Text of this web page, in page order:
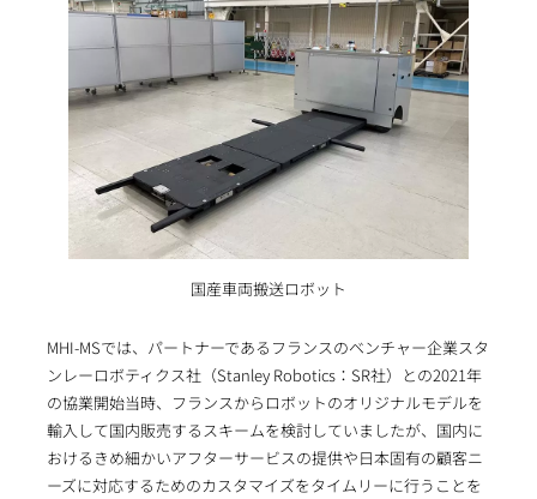
国産車両搬送ロボット
MHI-MSでは、パートナーであるフランスのベンチャー企業スタ
ンレーロボティクス社（Stanley Robotics：SR社）との2021年
の協業開始当時、フランスからロボットのオリジナルモデルを
輸入して国内販売するスキームを検討していましたが、国内に
おけるきめ細かいアフターサービスの提供や日本固有の顧客ニ
ーズに対応するためのカスタマイズをタイムリーに行うことを